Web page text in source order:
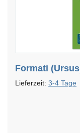
Formati
Lieferzeit: 3-4 Tage